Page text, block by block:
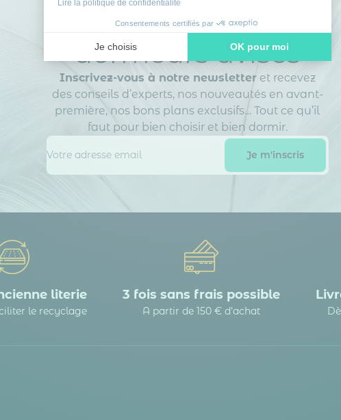
Lire la politique de confidentialité
Consentements certifiés par
Je choisis OK pour moi
Notre plateforme vous permet d'adapter et de gérer vos
Rejoignez le club des
dormeurs avisés
Inscrivez-vous à notre newsletteret recevez
des conseils d’experts, nos nouveautés en avant-
première, nos bons plans exclusifs… Tout ce qu’il
faut pour bien choisir et bien dormir.
literie
le recyclage
3 fois sans frais possible
A partir de 150 € d’achat